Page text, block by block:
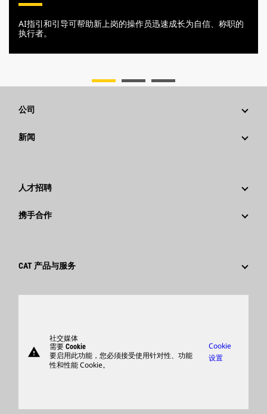
AI指引和引导可帮助新上岗的操作员迅速成长为自信、称职的
执行者。
公司
战略
卡特彼勒 基金会
行为准则
创新
新闻
社交媒体
人才招聘
为什么选择卡特彼勒？
搜索和申请
携手合作
CAT 产品与服务
商品warning
社交媒体
需要 Cookie
要启用此功能，您必须接受使用针对性、功能
性和性能 Cookie。
Cookie
设置